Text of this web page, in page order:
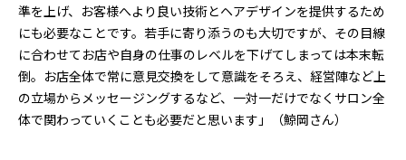
準を上げ、お客様へより良い技術とヘアデザインを提供するため
にも必要なことです。若手に寄り添うのも大切ですが、その目線
に合わせてお店や自身の仕事のレベルを下げてしまっては本末転
倒。お店全体で常に意見交換をして意識をそろえ、経営陣など上
の立場からメッセージングするなど、一対一だけでなくサロン全
体で関わっていくことも必要だと思います」（鯨岡さん）